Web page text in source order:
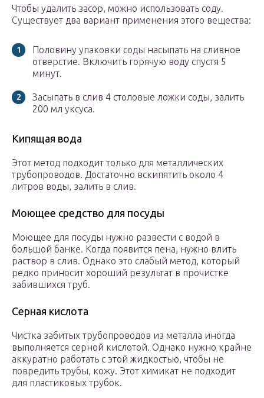
Чтобы удалить засор, можно использовать соду.
Существует два вариант применения этого вещества:
Половину упаковки соды насыпать на сливное
отверстие. Включить горячую воду спустя 5
минут.
Засыпать в слив 4 столовые ложки соды, залить
200 мл уксуса.
Кипящая вода
Этот метод подходит только для металлических
трубопроводов. Достаточно вскипятить около 4
литров воды, залить в слив.
Моющее средство для посуды
Моющее для посуды нужно развести с водой в
большой банке. Когда появится пена, нужно влить
раствор в слив. Однако это слабый метод, который
редко приносит хороший результат в прочистке
забившихся труб.
Серная кислота
Чистка забитых трубопроводов из металла иногда
выполняется серной кислотой. Однако нужно крайне
аккуратно работать с этой жидкостью, чтобы не
повредить трубы, кожу. Этот химикат не подходит
для пластиковых трубок.